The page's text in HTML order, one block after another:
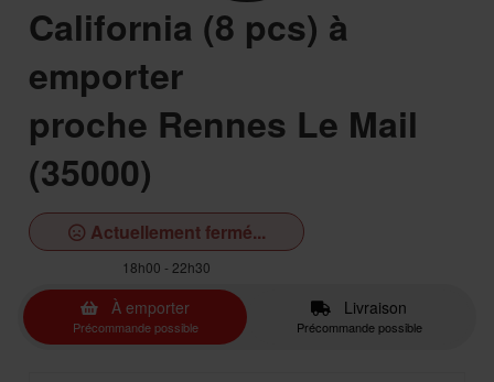
California (8 pcs) à
emporter
proche Rennes Le Mail
(35000)
Actuellement fermé...
18h00 - 22h30
À emporter
Précommande possible
Livraison
Précommande possible